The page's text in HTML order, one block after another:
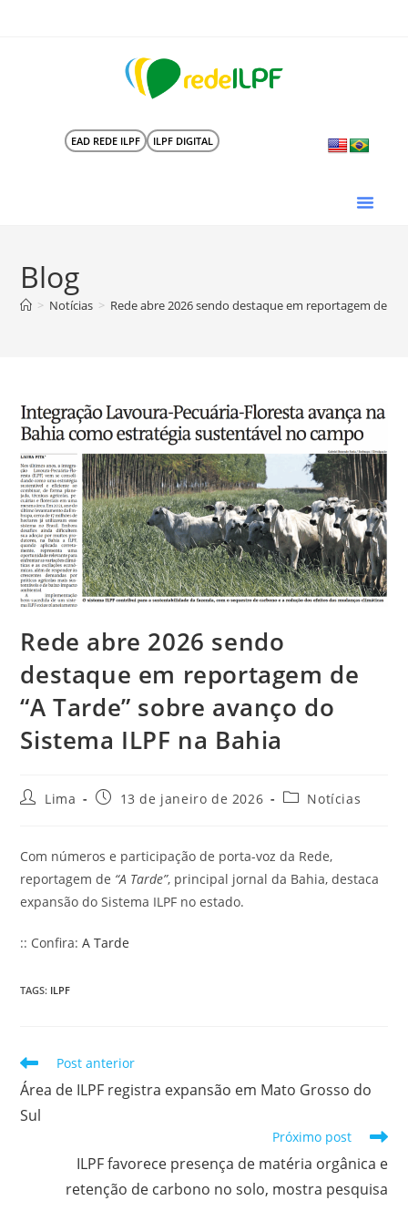
EAD REDE ILPF ILPF DIGITAL
Blog
> Notícias > Rede abre 2026 sendo destaque em reportagem de
Rede abre 2026 sendo
destaque em reportagem de
“A Tarde” sobre avanço do
Sistema ILPF na Bahia
Lima 13 de janeiro de 2026 Notícias
Com números e participação de porta-voz da Rede,
reportagem de “A Tarde”, principal jornal da Bahia, destaca
expansão do Sistema ILPF no estado.
:: Confira:A Tarde
TAGS: ILPF
Post anterior
Área de ILPF registra expansão em Mato Grosso do
Sul
Próximo post
ILPF favorece presença de matéria orgânica e
retenção de carbono no solo, mostra pesquisa